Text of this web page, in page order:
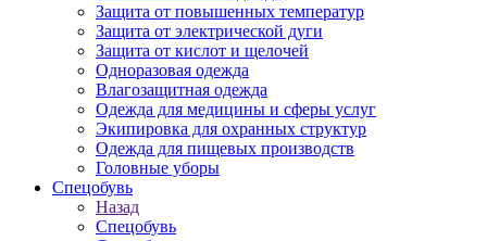
Защита от повышенных температур
Защита от электрической дуги
Защита от кислот и щелочей
Одноразовая одежда
Влагозащитная одежда
Одежда для медицины и сферы услуг
Экипировка для охранных структур
Одежда для пищевых производств
Головные уборы
Спецобувь
Назад
Спецобувь